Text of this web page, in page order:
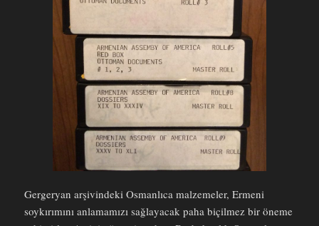
Gergeryan arşivindeki Osmanlıca malzemeler, Ermeni
soykırımını anlamamızı sağlayacak paha biçilmez bir öneme